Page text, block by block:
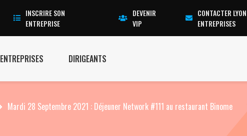
INSCRIRE SON
ENTREPRISE
DEVENIR
VIP
CONTACTER LYON
ENTREPRISES
ENTREPRISES DIRIGEANTS
Mardi 28 Septembre 2021 : Déjeuner Network #111 au restaurant Binome